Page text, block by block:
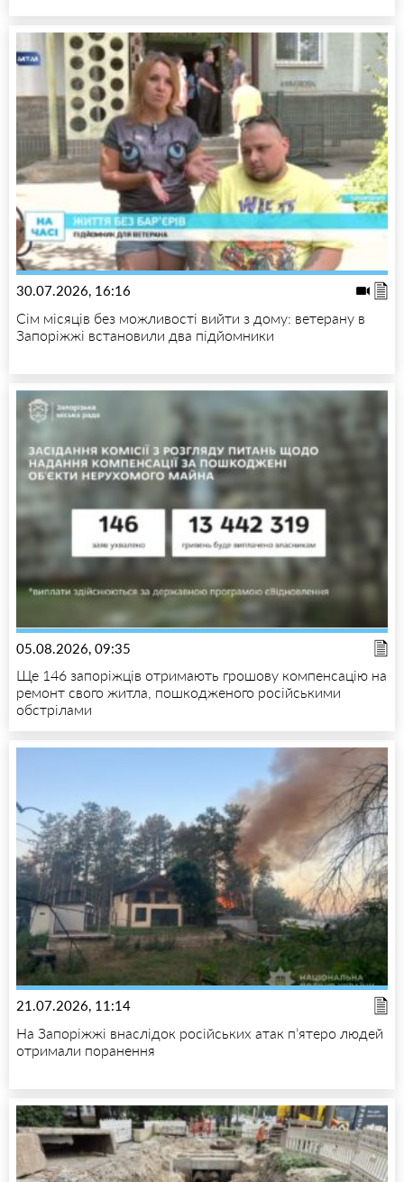
30.07.2026, 16:16
Сім місяців без можливості вийти з дому: ветерану в
Запоріжжі встановили два підйомники
05.08.2026, 09:35
Ще 146 запоріжців отримають грошову компенсацію на
ремонт свого житла, пошкодженого російськими
обстрілами
21.07.2026, 11:14
На Запоріжжі внаслідок російських атак п’ятеро людей
отримали поранення